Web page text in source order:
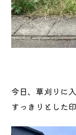
今日、草刈りに
すっきりとした